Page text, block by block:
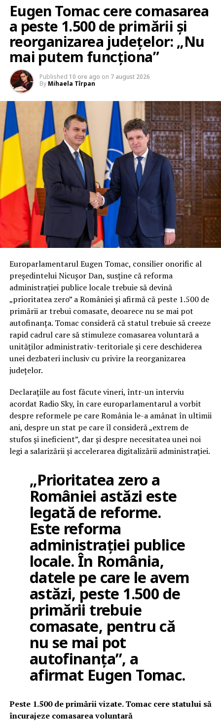
Eugen Tomac cere comasarea
a peste 1.500 de primării și
reorganizarea județelor: „Nu
mai putem funcționa”
Published 10 ore ago on 7 august 2026
By Mihaela Tîrpan
Europarlamentarul Eugen Tomac, consilier onorific al
președintelui Nicușor Dan, susține că reforma
administrației publice locale trebuie să devină
„prioritatea zero” a României și afirmă că peste 1.500 de
primării ar trebui comasate, deoarece nu se mai pot
autofinanța. Tomac consideră că statul trebuie să creeze
rapid cadrul care să stimuleze comasarea voluntară a
unităților administrativ-teritoriale și cere deschiderea
unei dezbateri inclusiv cu privire la reorganizarea
județelor.
Declarațiile au fost făcute vineri, într-un interviu
acordat Radio Sky, în care europarlamentarul a vorbit
despre reformele pe care România le-a amânat în ultimii
ani, despre un stat pe care îl consideră „extrem de
stufos și ineficient”, dar și despre necesitatea unei noi
legi a salarizării și accelerarea digitalizării administrației.
„Prioritatea zero a
României astăzi este
legată de reforme.
Este reforma
administrației publice
locale. În România,
datele pe care le avem
astăzi, peste 1.500 de
primării trebuie
comasate, pentru că
nu se mai pot
autofinanța”, a
afirmat Eugen Tomac.
Peste 1.500 de primării vizate. Tomac cere statului să
încurajeze comasarea voluntară